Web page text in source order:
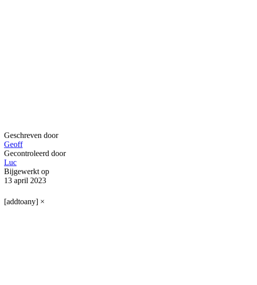
Geschreven door
Geoff
Gecontroleerd door
Luc
Bijgewerkt op
13 april 2023
[addtoany] ×